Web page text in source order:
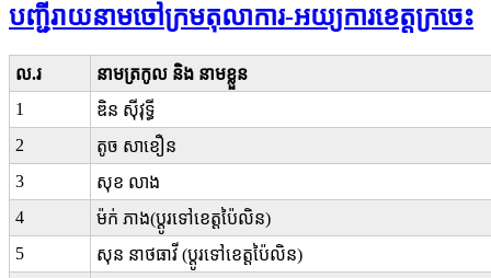
បញ្ជីរាយនាមចៅក្រមតុលាការ-អយ្យការខេត្តក្រចេះ
ល.រ
នាមត្រកូល និង នាមខ្លួន
1
ឌិន ស៊ីវុទ្ធី
2
តូច សាខឿន
3
សុខ លាង
4
ម៉ក់ ភាង(ប្តូរទៅខេត្តប៉ៃលិន)
5
សុន នាថធាវី (ប្តូរទៅខេត្តប៉ៃលិន)